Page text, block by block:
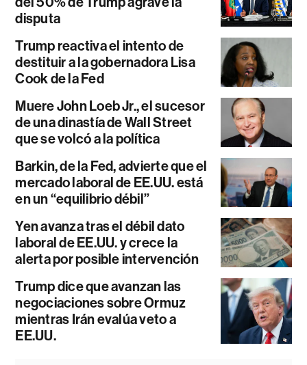
disputa
Trump reactiva el intento de
destituir a la gobernadora Lisa
Cook de la Fed
Muere John Loeb Jr., el sucesor
de una dinastía de Wall Street
que se volcó a la política
Barkin, de la Fed, advierte que el
mercado laboral de EE.UU. está
en un “equilibrio débil”
Yen avanza tras el débil dato
laboral de EE.UU. y crece la
alerta por posible intervención
Trump dice que avanzan las
negociaciones sobre Ormuz
mientras Irán evalúa veto a
EE.UU.